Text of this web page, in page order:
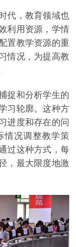
，教育领域也
利用资源，学情
置教学资源的重
情况，为提高教
和分析学生的
习轮廓。这种方
进度和存在的问
情况调整教学策
过这种方式，每
，最大限度地激